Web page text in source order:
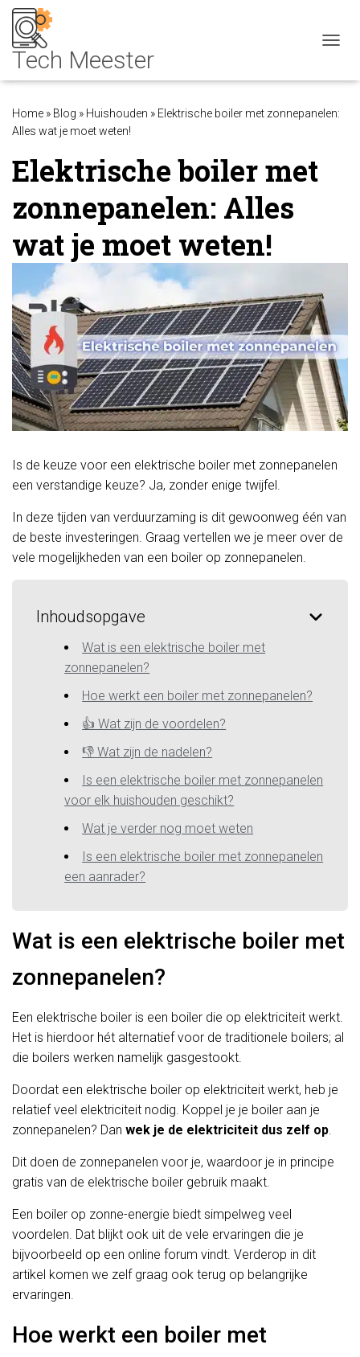
Home » Blog » Huishouden » Elektrische boiler met zonnepanelen:
Alles wat je moet weten!
Elektrische boiler met
zonnepanelen: Alles
wat je moet weten!
Is de keuze voor een elektrische boiler met zonnepanelen
een verstandige keuze? Ja, zonder enige twijfel.
In deze tijden van verduurzaming is dit gewoonweg één van
de beste investeringen. Graag vertellen we je meer over de
vele mogelijkheden van een boiler op zonnepanelen.
Inhoudsopgave
Wat is een elektrische boiler met
zonnepanelen?
Hoe werkt een boiler met zonnepanelen?
👍 Wat zijn de voordelen?
👎 Wat zijn de nadelen?
Is een elektrische boiler met zonnepanelen
voor elk huishouden geschikt?
Wat je verder nog moet weten
Is een elektrische boiler met zonnepanelen
een aanrader?
Wat is een elektrische boiler met
zonnepanelen?
Een elektrische boiler is een boiler die op elektriciteit werkt.
Het is hierdoor hét alternatief voor de traditionele boilers; al
die boilers werken namelijk gasgestookt.
Doordat een elektrische boiler op elektriciteit werkt, heb je
relatief veel elektriciteit nodig. Koppel je je boiler aan je
zonnepanelen? Dan wek je de elektriciteit dus zelf op.
Dit doen de zonnepanelen voor je, waardoor je in principe
gratis van de elektrische boiler gebruik maakt.
Een boiler op zonne-energie biedt simpelweg veel
voordelen. Dat blijkt ook uit de vele ervaringen die je
bijvoorbeeld op een online forum vindt. Verderop in dit
artikel komen we zelf graag ook terug op belangrijke
ervaringen.
Hoe werkt een boiler met